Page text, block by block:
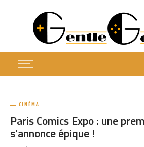
CINÉMA
Paris Comics Expo : une
s’annonce épique !